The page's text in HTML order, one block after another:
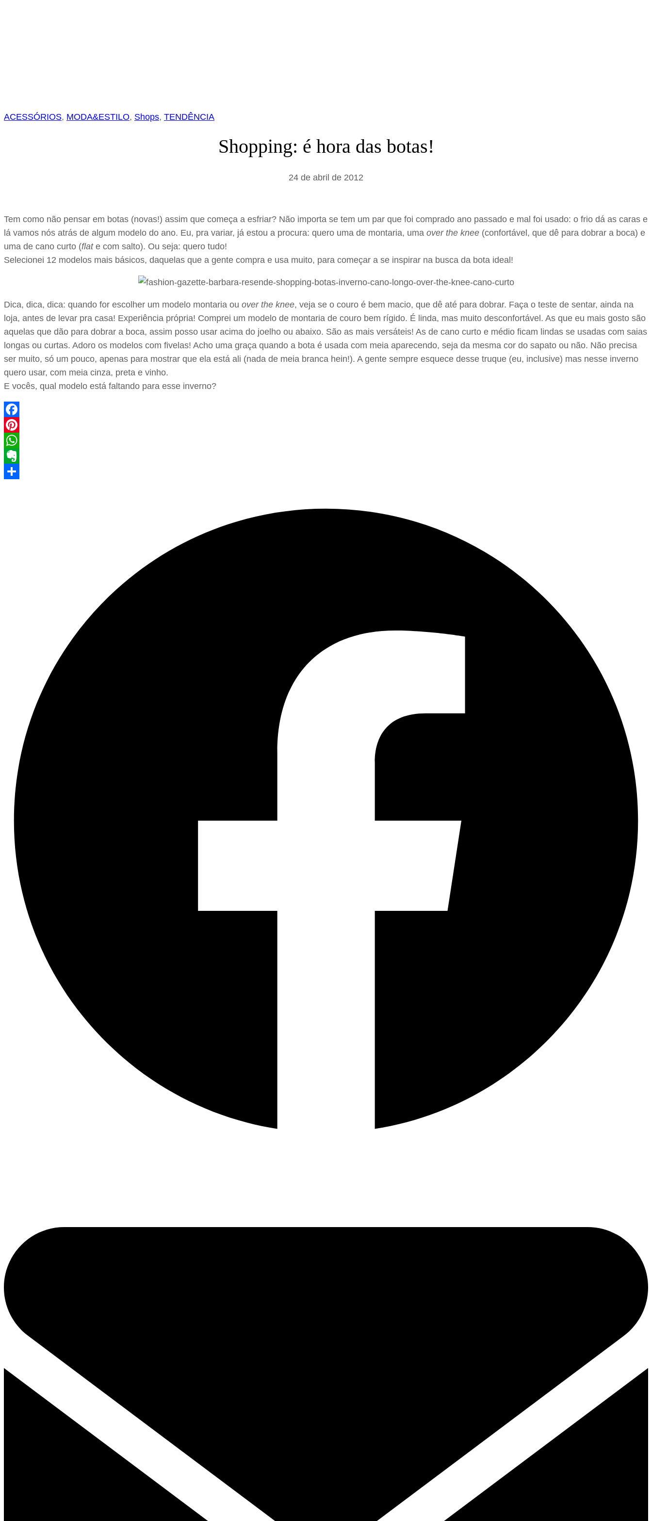
ACESSÓRIOS, MODA&ESTILO, Shops, TENDÊNCIA
Shopping: é hora das botas!
24 de abril de 2012
Tem como não pensar em botas (novas!) assim que começa a esfriar? Não importa se tem um par que foi comprado ano passado e mal foi usado: o frio dá as caras e
lá vamos nós atrás de algum modelo do ano. Eu, pra variar, já estou a procura: quero uma de montaria, uma over the knee (confortável, que dê para dobrar a boca) e
uma de cano curto (flat e com salto). Ou seja: quero tudo!
Selecionei 12 modelos mais básicos, daquelas que a gente compra e usa muito, para começar a se inspirar na busca da bota ideal!
Dica, dica, dica: quando for escolher um modelo montaria ou over the knee, veja se o couro é bem macio, que dê até para dobrar. Faça o teste de sentar, ainda na
loja, antes de levar pra casa! Experiência própria! Comprei um modelo de montaria de couro bem rígido. É linda, mas muito desconfortável. As que eu mais gosto são
aquelas que dão para dobrar a boca, assim posso usar acima do joelho ou abaixo. São as mais versáteis! As de cano curto e médio ficam lindas se usadas com saias
longas ou curtas. Adoro os modelos com fivelas! Acho uma graça quando a bota é usada com meia aparecendo, seja da mesma cor do sapato ou não. Não precisa
ser muito, só um pouco, apenas para mostrar que ela está ali (nada de meia branca hein!). A gente sempre esquece desse truque (eu, inclusive) mas nesse inverno
quero usar, com meia cinza, preta e vinho.
E vocês, qual modelo está faltando para esse inverno?
Facebook
Pinterest
WhatsApp
Evernote